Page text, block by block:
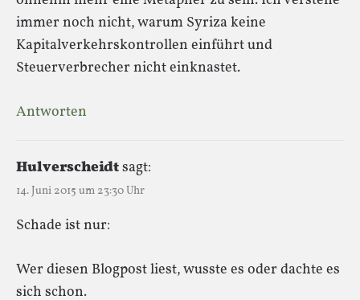
immer noch nicht, warum Syriza keine
Kapitalverkehrskontrollen einführt und
Steuerverbrecher nicht einknastet.
Antworten
Hulverscheidtsagt:
14. Juni 2015 um 23:30 Uhr
Schade ist nur:
Wer diesen Blogpost liest, wusste es oder dachte es
sich schon.